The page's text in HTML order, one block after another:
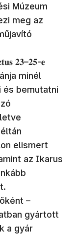
Múzeum
meg az
𝟐𝟑–𝟐𝟓-𝐞
minél
bemutatni
elismert
az Ikarus
–
gyártott
a gyár